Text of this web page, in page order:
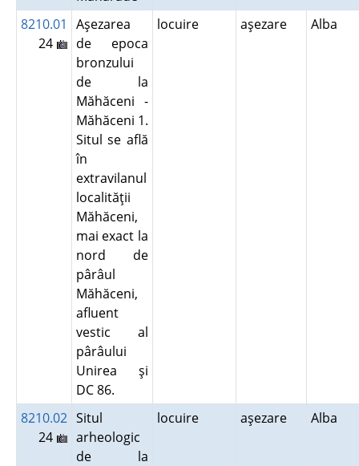
8210.01
24
Aşezarea
de epoca
bronzului
de la
Măhăceni -
Măhăceni 1.
Situl se află
în
extravilanul
localităţii
Măhăceni,
mai exact la
nord de
pârâul
Măhăceni,
afluent
vestic al
pârâului
Unirea şi
DC 86.
locuire aşezare Alba
8210.02
24
Situl
arheologic
de la
locuire aşezare Alba